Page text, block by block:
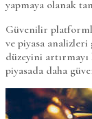
yapmaya olanak
Güvenilir
ve piyasa
düzeyini
piyasada daha